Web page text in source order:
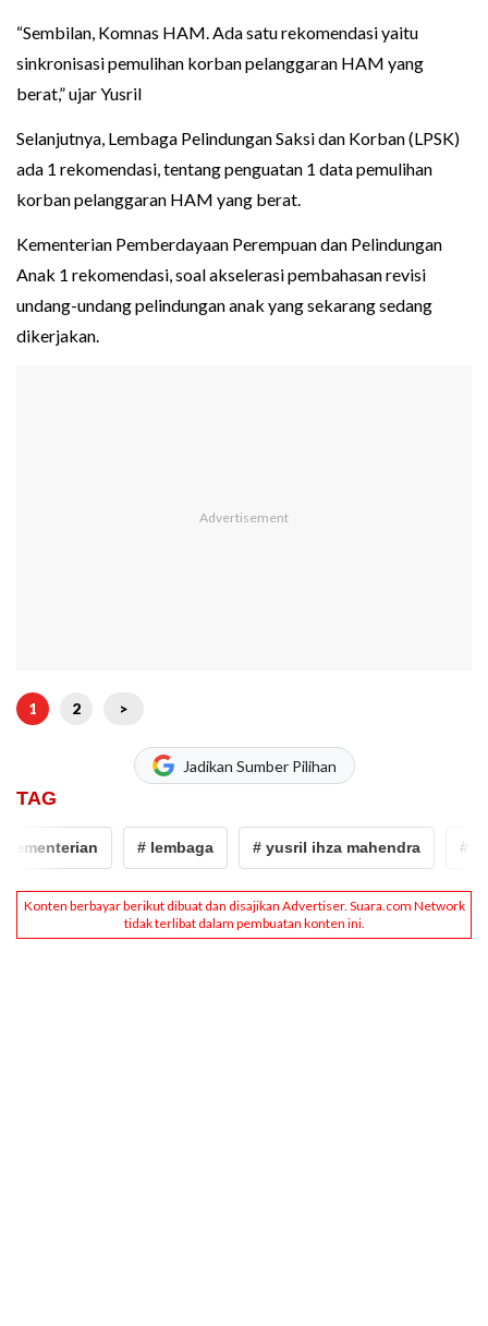
“Sembilan, Komnas HAM. Ada satu rekomendasi yaitu
sinkronisasi pemulihan korban pelanggaran HAM yang
berat,” ujar Yusril
Selanjutnya, Lembaga Pelindungan Saksi dan Korban (LPSK)
ada 1 rekomendasi, tentang penguatan 1 data pemulihan
korban pelanggaran HAM yang berat.
Kementerian Pemberdayaan Perempuan dan Pelindungan
Anak 1 rekomendasi, soal akselerasi pembahasan revisi
undang-undang pelindungan anak yang sekarang sedang
dikerjakan.
1 2 >
Jadikan Sumber Pilihan
TAG
# lembaga # yusril ihza mahendra #